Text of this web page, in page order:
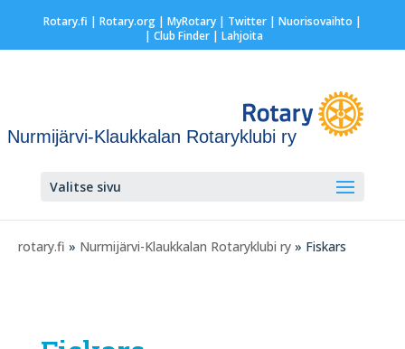
Rotary.fi | Rotary.org| MyRotary| Twitter| Nuorisovaihto |
| Club Finder| Lahjoita
Nurmijärvi-Klaukkalan Rotaryklubi ry
Valitse sivu
rotary.fi » Nurmijärvi-Klaukkalan Rotaryklubi ry » Fiskars